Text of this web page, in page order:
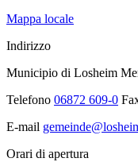
Mappa locale
Indirizzo
Municipio di Losheim
Telefono 06872 609-0
E-mail
Orari di apertura